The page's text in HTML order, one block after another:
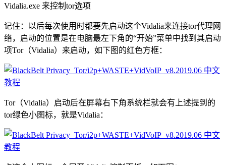
Vidalia.exe 来控制tor选项
记住：以后每次使用时都要先启动这个Vidalia来连接tor代理网
络，启动的位置是在电脑最左下角的“开始”菜单中找到其启动
项Tor（Vidalia）来启动，如下图的红色方框：
Tor（Vidalia）启动后在屏幕右下角系统栏就会有上述提到的
tor绿色小图标，就是Vidalia：